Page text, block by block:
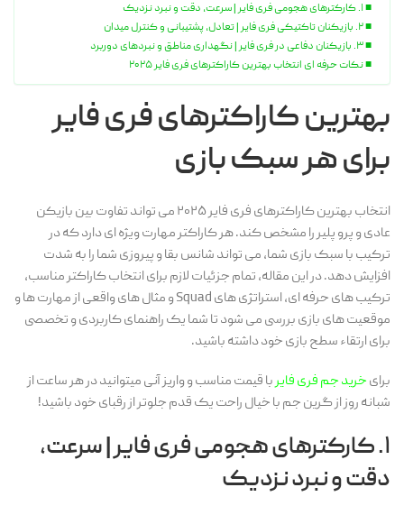
۱. کارکترهای هجومی فری فایر | سرعت، دقت و نبرد نزدیک
۲. بازیکنان تاکتیکی فری فایر | تعادل، پشتیبانی و کنترل میدان
۳. بازیکنان دفاعی در فری فایر | نگهداری مناطق و نبردهای دوربرد
نکات حرفه ای انتخاب بهترین کاراکترهای فری فایر ۲۰۲۵
بهترین کاراکترهای فری فایر
برای هر سبک بازی
انتخاب بهترین کاراکترهای فری فایر ۲۰۲۵ می تواند تفاوت بین بازیکن
عادی و پرو پلیر را مشخص کند. هر کاراکتر مهارت ویژه ای دارد که در
ترکیب با سبک بازی شما، می تواند شانس بقا و پیروزی شما را به شدت
افزایش دهد. در این مقاله، تمام جزئیات لازم برای انتخاب کاراکتر مناسب،
ترکیب های حرفه ای، استراتژی های Squad و مثال های واقعی از مهارت ها و
موقعیت های بازی بررسی می شود تا شما یک راهنمای کاربردی و تخصصی
برای ارتقاء سطح بازی خود داشته باشید.
برایخرید جم فری فایربا قیمت مناسب و واریز آنی میتوانید در هر ساعت از
شبانه روز از گرین جم با خیال راحت یک قدم جلوتر از رقبای خود باشید!
۱. کارکترهای هجومی فری فایر | سرعت،
دقت و نبرد نزدیک